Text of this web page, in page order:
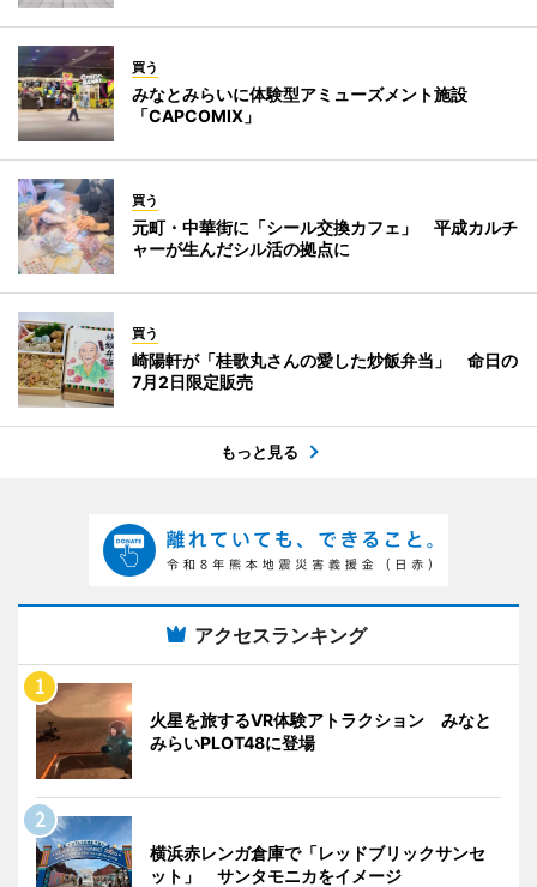
買う
みなとみらいに体験型アミューズメント施設
「CAPCOMIX」
買う
元町・中華街に「シール交換カフェ」 平成カルチ
ャーが生んだシル活の拠点に
買う
崎陽軒が「桂歌丸さんの愛した炒飯弁当」 命日の
7月2日限定販売
もっと見る
アクセスランキング
火星を旅するVR体験アトラクション みなと
みらいPLOT48に登場
横浜赤レンガ倉庫で「レッドブリックサンセ
ット」 サンタモニカをイメージ